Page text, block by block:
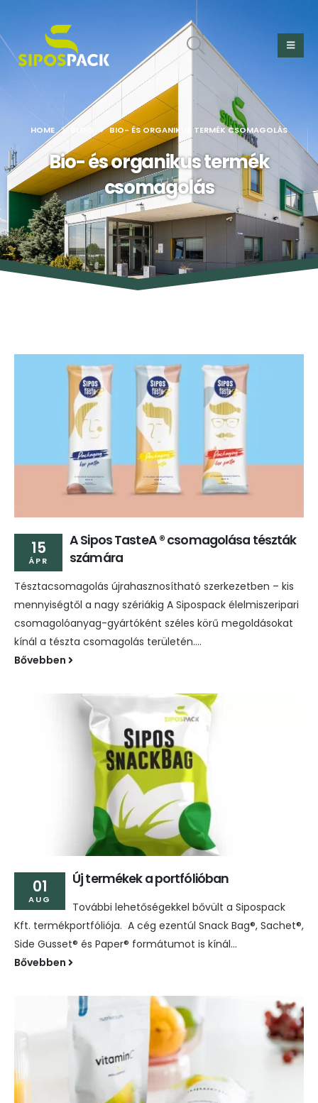
HOME BLOG BIO- ÉS ORGANIKUS TERMÉK CSOMAGOLÁS
Bio- és organikus termék
csomagolás
15
ÁPR
A Sipos TasteA ® csomagolása tészták
számára
Tésztacsomagolás újrahasznosítható szerkezetben – kis
mennyiségtől a nagy szériákig A Sipospack élelmiszeripari
csomagolóanyag-gyártóként széles körű megoldásokat
kínál a tészta csomagolás területén....
Bővebben
01
AUG
Új termékek a portfólióban
További lehetőségekkel bővült a Sipospack
Kft. termékportfóliója. A cég ezentúl Snack Bag®, Sachet®,
Side Gusset® és Paper® formátumot is kínál...
Bővebben